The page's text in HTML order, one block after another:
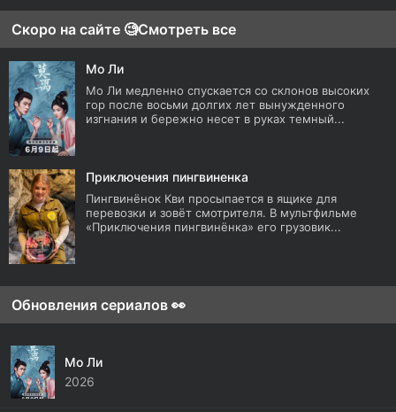
Скоро на сайте 🧐Смотреть все
Мо Ли
Мо Ли медленно спускается со склонов высоких
гор после восьми долгих лет вынужденного
изгнания и бережно несет в руках темный...
Приключения пингвиненка
Пингвинёнок Кви просыпается в ящике для
перевозки и зовёт смотрителя. В мультфильме
«Приключения пингвинёнка» его грузовик...
Обновления сериалов 👀
Мо Ли
2026